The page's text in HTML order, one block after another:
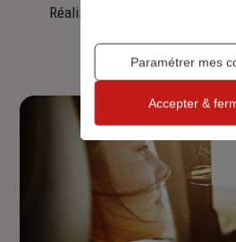
Réalisez une simulation
Paramétrer mes
Accepter &